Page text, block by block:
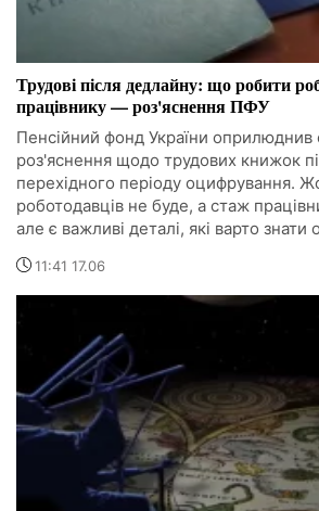
Трудові після дедлайну: що робити
працівнику — роз'яснення ПФУ
Пенсійний фонд України оприлюднив
роз'яснення щодо трудових книжок
перехідного періоду оцифрування.
роботодавців не буде, а стаж
але є важливі деталі, які варто
11:41 17.06